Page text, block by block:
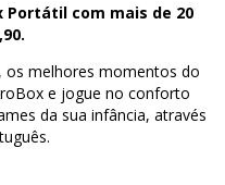
Portátil com mais de 20
os melhores momentos do
e jogue no conforto
da sua infância, através